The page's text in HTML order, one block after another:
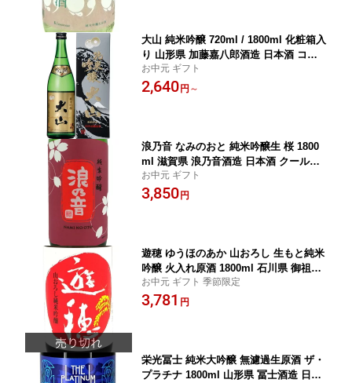
大山 純米吟醸 720ml / 1800ml 化粧箱入
り 山形県 加藤嘉八郎酒造 日本酒 コン
ビニ受取対応商品 お酒 お中元 プレゼン
ト
お中元 ギフト
2,640 円 ～
浪乃音 なみのおと 純米吟醸生 桜 1800
ml 滋賀県 浪乃音酒造 日本酒 クール便
あす楽 お酒 お中元 プレゼント
お中元 ギフト
3,850 円
遊穂 ゆうほのあか 山おろし 生もと純米
吟醸 火入れ原酒 1800ml 石川県 御祖酒
造 日本酒 コンビニ受取対応商品 あす楽
お酒 お中元 プレゼント
お中元 ギフト 季節限定
3,781 円
栄光冨士 純米大吟醸 無濾過生原酒 ザ・
プラチナ 1800ml 山形県 冨士酒造 日本